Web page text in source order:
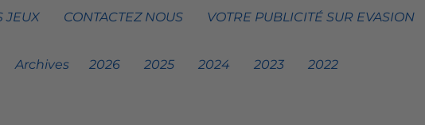
JEUX CONTACTEZ NOUS VOTRE PUBLICITÉ SUR EVASION
Archives 2026 2025 2024 2023 2022